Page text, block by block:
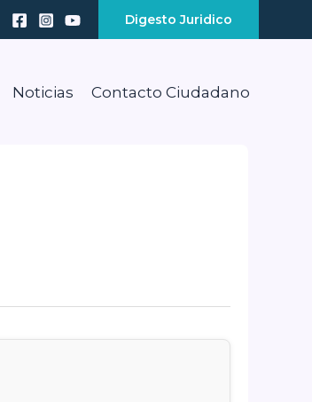
Digesto Juridico
Noticias Contacto Ciudadano